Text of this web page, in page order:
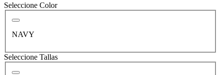
Seleccione Color
NAVY
Seleccione Tallas